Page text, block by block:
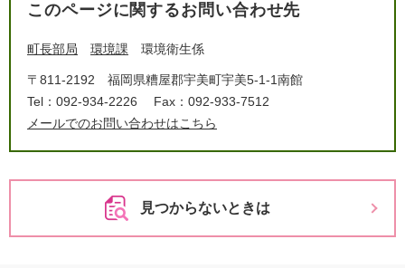
このページに関するお問い合わせ先
町長部局 環境課 環境衛生係
〒811-2192
福岡県糟屋郡宇美町宇美5-1-1南館
Tel：092-934-2226
Fax：092-933-7512
メールでのお問い合わせはこちら
見つからないときは